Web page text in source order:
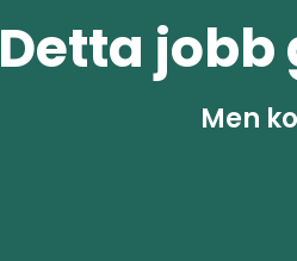
Detta
Men